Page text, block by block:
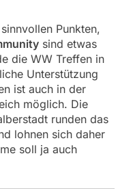
Punkten,
sind etwas
die WW Treffen in
Unterstützung
ist auch in der
möglich. Die
runden das
lohnen sich daher
soll ja auch